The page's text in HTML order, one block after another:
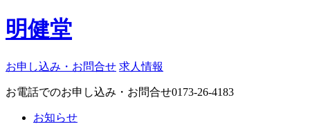
明健堂
お申し込み・お問合せ 求人情報
お電話でのお申し込み・お問合せ0173-26-4183
お知らせ